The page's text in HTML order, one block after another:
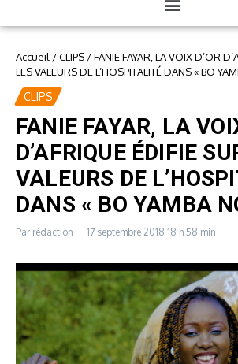
Accueil /CLIPS /FANIE FAYAR, LA VOIX D’OR
LES VALEURS DE L’HOSPITALITÉ DANS « BO
CLIPS
FANIE FAYAR, LA
D’AFRIQUE ÉDIFIE
VALEURS DE
DANS « BO YAMBA
Par rédaction 17 septembre 2018 18 h 58 min